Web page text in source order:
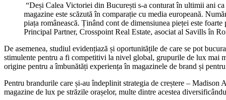
“Deși Calea Victoriei din București s-a conturat în ultimii ani
magazine este scăzută în comparație cu media europeană.
piața românească. Ținând cont de dimensiunea pieței este
Principal Partner, Crosspoint Real Estate, asociat al Savills în
De asemenea, studiul evidențiază și oportunitățile de care se pot
stimulente pentru a fi competitivi la nivel global, grupurile de lux mai
origine pentru a îmbunătăți experiența în magazinele de brand și
Pentru brandurile care și-au îndeplinit strategia de creștere –
magazine de lux pe străzile orașelor, multe dintre acestea